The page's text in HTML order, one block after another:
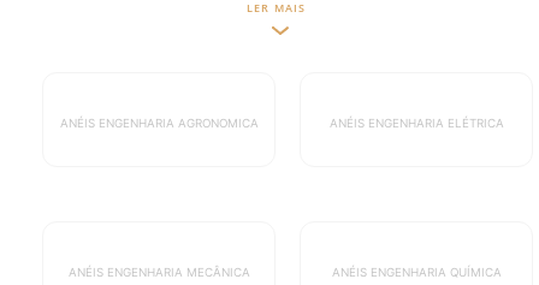
LER MAIS
ANÉISENGENHARIA AGRONOMICA ANÉISENGENHARIA ELÉTRICA
ANÉISENGENHARIA MECÂNICA ANÉISENGENHARIA QUÍMICA